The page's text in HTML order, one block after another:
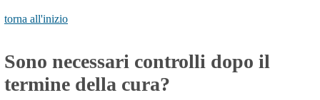
torna all'inizio
Sono necessari controlli dopo il
termine della cura?